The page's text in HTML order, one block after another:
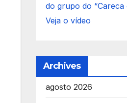
do grupo do “Careca
Veja o vídeo
Archives
agosto 2026